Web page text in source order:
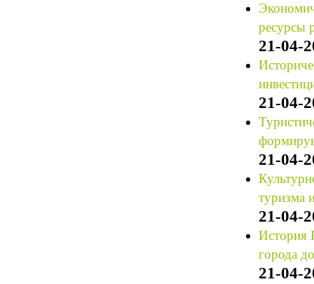
ресурсы
21-04-
21-04-
21-04-
туризма
21-04-
История
города
21-04-